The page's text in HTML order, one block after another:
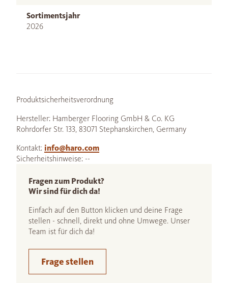
Sortimentsjahr
2026
Produktsicherheitsverordnung
Hersteller: Hamberger Flooring GmbH & Co. KG
Rohrdorfer Str. 133, 83071 Stephanskirchen, Germany
Kontakt: info@haro.com
Sicherheitshinweise: --
Fragen zum Produkt?
Wir sind für dich da!
Einfach auf den Button klicken und deine Frage
stellen - schnell, direkt und ohne Umwege. Unser
Team ist für dich da!
Frage stellen